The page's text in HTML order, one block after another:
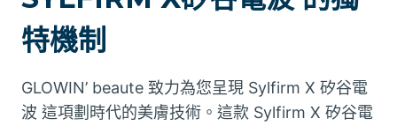
特機制
GLOWIN’ beaute 致力為您呈現 Sylfirm X 矽谷電
波 這項劃時代的美膚技術。這款 Sylfirm X 矽谷電